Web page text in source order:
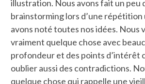
illustration. Nous avons fait un peu
brainstorming lors d’une répétition
avons noté toutes nos idées. Nous
vraiment quelque chose avec
profondeur et des points d’intérêt
oublier aussi des contradictions.
quelque chose qui rappelle une